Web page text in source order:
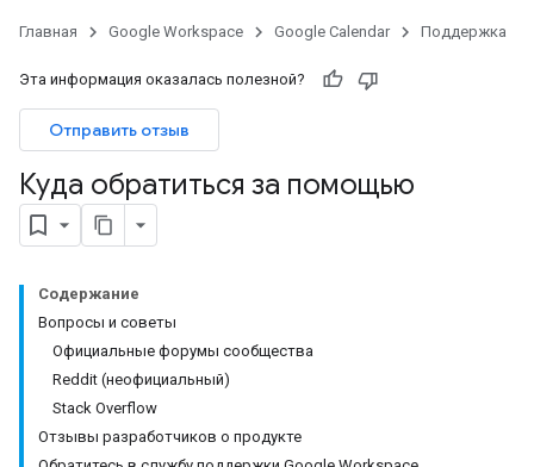
Главная Google Workspace Google Calendar Поддержка
Эта информация оказалась полезной?
Отправить отзыв
Куда обратиться за помощью
Содержание
Вопросы и советы
Официальные форумы сообщества
Reddit (неофициальный)
Stack Overflow
Отзывы разработчиков о продукте